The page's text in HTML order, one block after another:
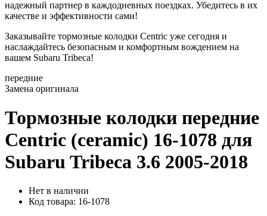
надежный партнер в каждодневных поездках. Убедитесь в их
качестве и эффективности сами!
Заказывайте тормозные колодки Centric уже сегодня и
наслаждайтесь безопасным и комфортным вождением на
вашем Subaru Tribeca!
передние
Замена оригинала
Тормозные колодки передние
Centric (ceramic) 16-1078 для
Subaru Tribeсa 3.6 2005-2018
Нет в наличии
Код товара: 16-1078